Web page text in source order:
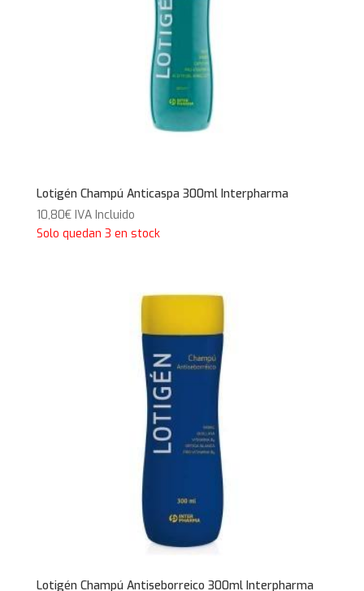
Lotigén Champú Anticaspa 300ml Interpharma
10,80€ IVA Incluido
Solo quedan 3 en stock
Lotigén Champú Antiseborreico 300ml Interpharma